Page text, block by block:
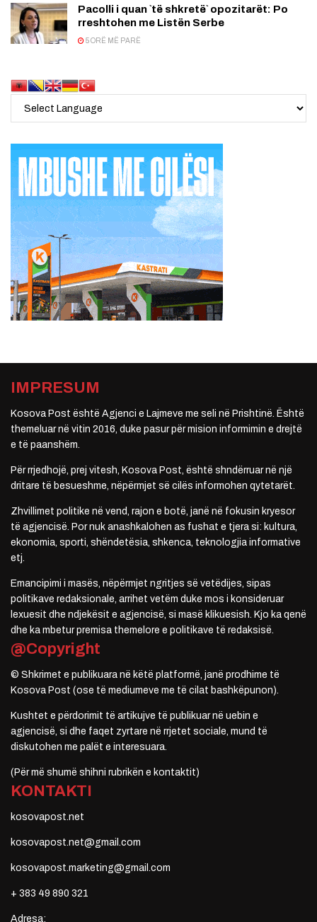
Pacolli i quan `të shkretë` opozitarët: Po
rreshtohen me Listën Serbe
5 ORË MË PARË
IMPRESUM
Kosova Post është Agjenci e Lajmeve me seli në Prishtinë. Është
themeluar në vitin 2016, duke pasur për mision informimin e drejtë
e të paanshëm.
Për rrjedhojë, prej vitesh, Kosova Post, është shndërruar në një
dritare të besueshme, nëpërmjet së cilës informohen qytetarët.
Zhvillimet politike në vend, rajon e botë, janë në fokusin kryesor
të agjencisë. Por nuk anashkalohen as fushat e tjera si: kultura,
ekonomia, sporti, shëndetësia, shkenca, teknologjia informative
etj.
Emancipimi i masës, nëpërmjet ngritjes së vetëdijes, sipas
politikave redaksionale, arrihet vetëm duke mos i konsideruar
lexuesit dhe ndjekësit e agjencisë, si masë klikuesish. Kjo ka qenë
dhe ka mbetur premisa themelore e politikave të redaksisë.
@Copyright
© Shkrimet e publikuara në këtë platformë, janë prodhime të
Kosova Post (ose të mediumeve me të cilat bashkëpunon).
Kushtet e përdorimit të artikujve të publikuar në uebin e
agjencisë, si dhe faqet zyrtare në rrjetet sociale, mund të
diskutohen me palët e interesuara.
(Për më shumë shihni rubrikën e kontaktit)
KONTAKTI
kosovapost.net
kosovapost.net@gmail.com
kosovapost.marketing@gmail.com
+ 383 49 890 321
Adresa: